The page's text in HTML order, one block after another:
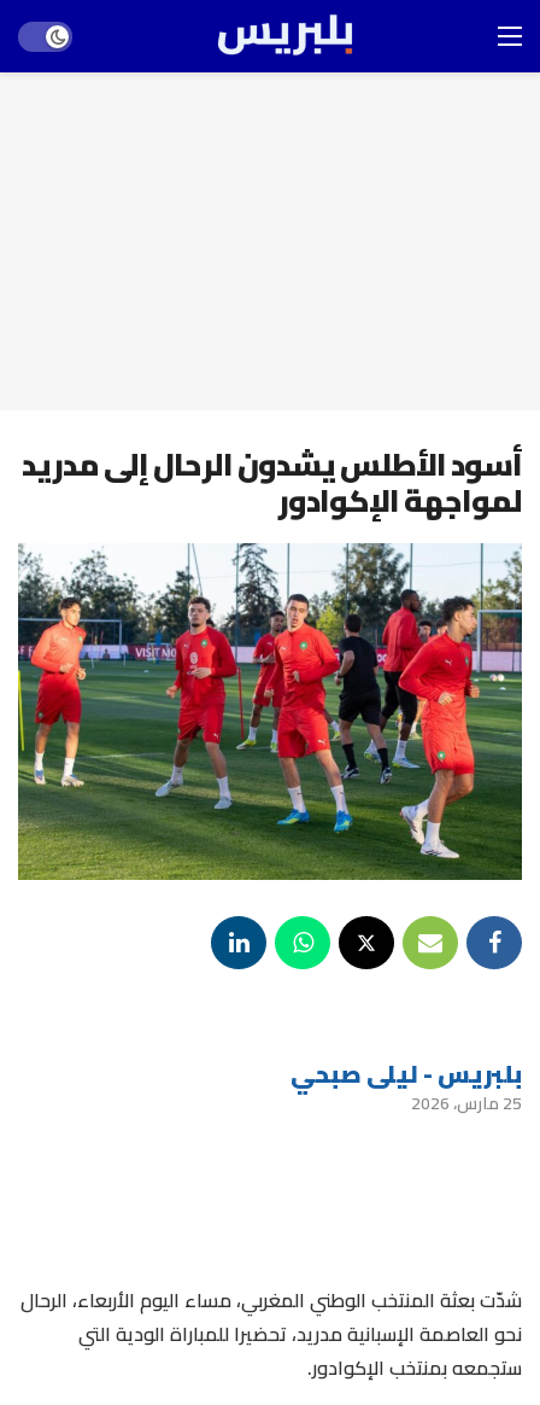
mode
أسود الأطلس يشدون الرحال إلى مدريد
لمواجهة الإكوادور
بلبريس - ليلى صبحي
25 مارس، 2026
شدّت بعثة المنتخب الوطني المغربي، مساء اليوم الأربعاء، الرحال
نحو العاصمة الإسبانية مدريد، تحضيرا للمباراة الودية التي
ستجمعه بمنتخب الإكوادور.